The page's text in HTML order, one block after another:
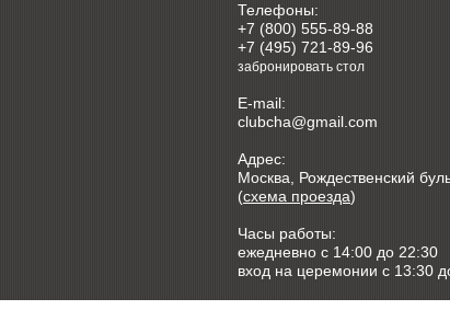
Телефоны:
+7 (800) 555-89-88
+7 (495) 721-89-96
забронировать стол
E-mail:
clubcha@gmail.com
Адрес:
Москва, Рождественский
(схема проезда)
Часы работы:
ежедневно c 14:00 до 22:30
вход на церемонии с 13:30